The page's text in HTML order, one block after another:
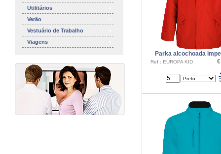
Utilitários
Verão
Vestuário de Trabalho
Viagens
Parka alcochoada
Ref.: EUROPA KID